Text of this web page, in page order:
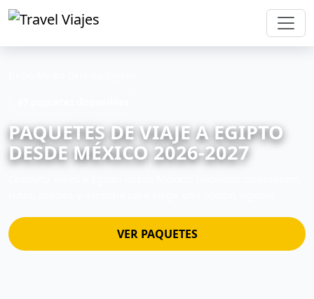
PAQUETES DE VIAJE A EGIPTO
DESDE MÉXICO 2026-2027
VER PAQUETES